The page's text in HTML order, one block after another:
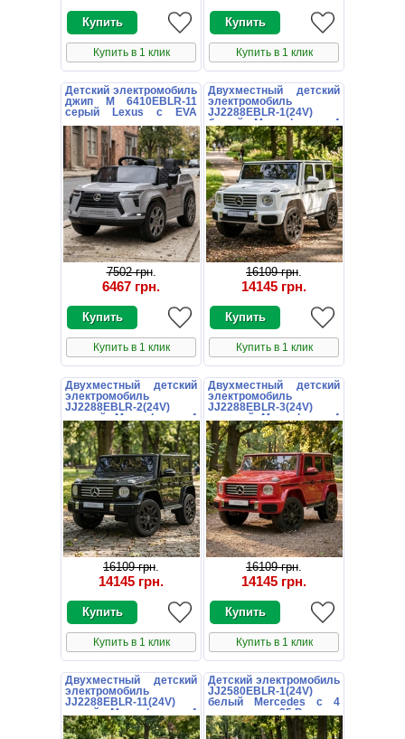
Купить в 1 клик Купить в 1 клик
Детский электромобиль
джип M 6410EBLR-11
серый Lexus с EVA
колесами
7502 грн.
6467 грн.
Купить в 1 клик
Двухместный детский
электромобиль
JJ2288EBLR-1(24V)
белый Mercedes с 4
моторами
16109 грн.
14145 грн.
Купить в 1 клик
Двухместный детский
электромобиль
JJ2288EBLR-2(24V)
черный Mercedes с 4
моторами
16109 грн.
14145 грн.
Купить в 1 клик
Двухместный детский
электромобиль
JJ2288EBLR-3(24V)
красный Mercedes с 4
моторами
16109 грн.
14145 грн.
Купить в 1 клик
Двухместный детский
электромобиль
JJ2288EBLR-11(24V)
серый Mercedes с 4
моторами
Детский электромобиль
JJ2580EBLR-1(24V)
белый Mercedes с 4
моторами по 35 Вт